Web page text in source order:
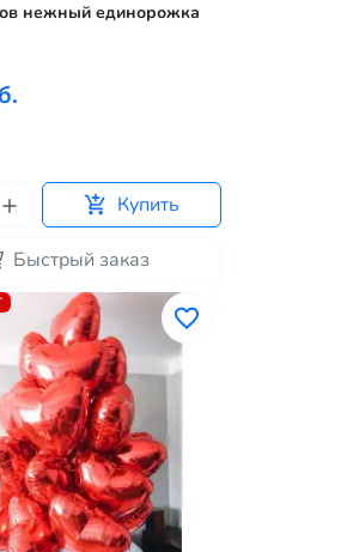
нежный единорожка
Купить
Быстрый заказ